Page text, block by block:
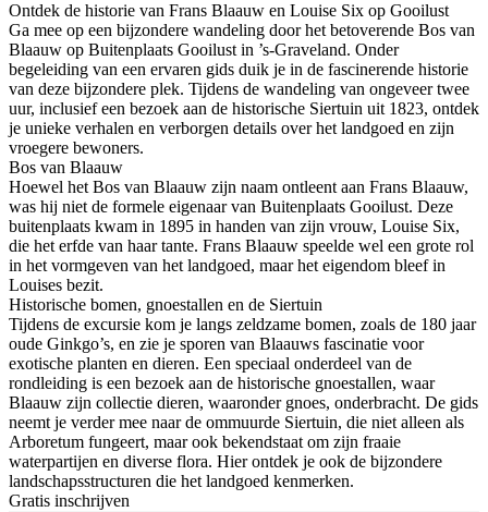
Ontdek de historie van Frans Blaauw en Louise Six op Gooilust
Ga mee op een bijzondere wandeling door het betoverende Bos van
Blaauw op Buitenplaats Gooilust in ’s-Graveland. Onder
begeleiding van een ervaren gids duik je in de fascinerende historie
van deze bijzondere plek. Tijdens de wandeling van ongeveer twee
uur, inclusief een bezoek aan de historische Siertuin uit 1823, ontdek
je unieke verhalen en verborgen details over het landgoed en zijn
vroegere bewoners.
Bos van Blaauw
Hoewel het Bos van Blaauw zijn naam ontleent aan Frans Blaauw,
was hij niet de formele eigenaar van Buitenplaats Gooilust. Deze
buitenplaats kwam in 1895 in handen van zijn vrouw, Louise Six,
die het erfde van haar tante. Frans Blaauw speelde wel een grote rol
in het vormgeven van het landgoed, maar het eigendom bleef in
Louises bezit.
Historische bomen, gnoestallen en de Siertuin
Tijdens de excursie kom je langs zeldzame bomen, zoals de 180 jaar
oude Ginkgo’s, en zie je sporen van Blaauws fascinatie voor
exotische planten en dieren. Een speciaal onderdeel van de
rondleiding is een bezoek aan de historische gnoestallen, waar
Blaauw zijn collectie dieren, waaronder gnoes, onderbracht. De gids
neemt je verder mee naar de ommuurde Siertuin, die niet alleen als
Arboretum fungeert, maar ook bekendstaat om zijn fraaie
waterpartijen en diverse flora. Hier ontdek je ook de bijzondere
landschapsstructuren die het landgoed kenmerken.
Gratis inschrijven